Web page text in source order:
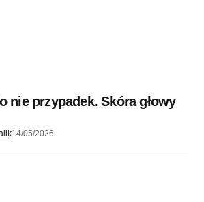
nie przypadek. Skóra głowy
14/05/2026